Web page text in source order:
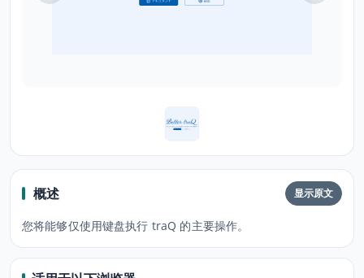
概述 显示原文
您将能够仅使用键盘执行 traQ 的主要操作。